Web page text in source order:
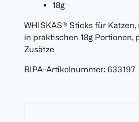
18g
WHISKAS® Sticks für
in praktischen 18g
Zusätze
BIPA-Artikelnummer: 633197